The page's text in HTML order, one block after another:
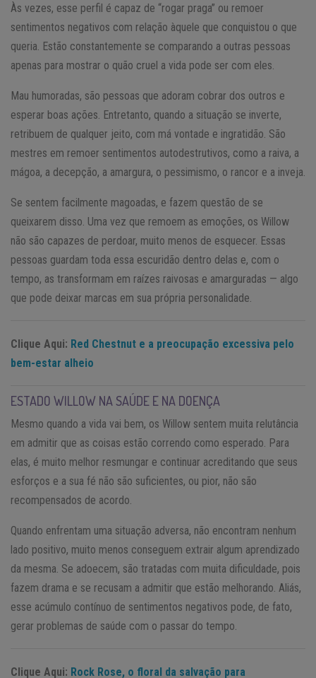
Às vezes, esse perfil é capaz de “rogar praga” ou remoer
sentimentos negativos com relação àquele que conquistou o que
queria. Estão constantemente se comparando a outras pessoas
apenas para mostrar o quão cruel a vida pode ser com eles.
Mau humoradas, são pessoas que adoram cobrar dos outros e
esperar boas ações. Entretanto, quando a situação se inverte,
retribuem de qualquer jeito, com má vontade e ingratidão. São
mestres em remoer sentimentos autodestrutivos, como a raiva, a
mágoa, a decepção, a amargura, o pessimismo, o rancor e a inveja.
Se sentem facilmente magoadas, e fazem questão de se
queixarem disso. Uma vez que remoem as emoções, os Willow
não são capazes de perdoar, muito menos de esquecer. Essas
pessoas guardam toda essa escuridão dentro delas e, com o
tempo, as transformam em raízes raivosas e amarguradas — algo
que pode deixar marcas em sua própria personalidade.
Clique Aqui: Red Chestnut e a preocupação excessiva pelo
bem-estar alheio
ESTADO WILLOW NA SAÚDE E NA DOENÇA
Mesmo quando a vida vai bem, os Willow sentem muita relutância
em admitir que as coisas estão correndo como esperado. Para
elas, é muito melhor resmungar e continuar acreditando que seus
esforços e a sua fé não são suficientes, ou pior, não são
recompensados de acordo.
Quando enfrentam uma situação adversa, não encontram nenhum
lado positivo, muito menos conseguem extrair algum aprendizado
da mesma. Se adoecem, são tratadas com muita dificuldade, pois
fazem drama e se recusam a admitir que estão melhorando. Aliás,
esse acúmulo contínuo de sentimentos negativos pode, de fato,
gerar problemas de saúde com o passar do tempo.
Clique Aqui: Rock Rose, o floral da salvação para